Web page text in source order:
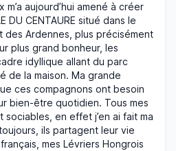
aujourd’hui amené à créer
DU CENTAURE situé dans le
des Ardennes, plus précisément
plus grand bonheur, les
idyllique allant du parc
de la maison. Ma grande
ces compagnons ont besoin
bien-être quotidien. Tous mes
en effet j’en ai fait ma
ils partagent leur vie
mes Lévriers Hongrois